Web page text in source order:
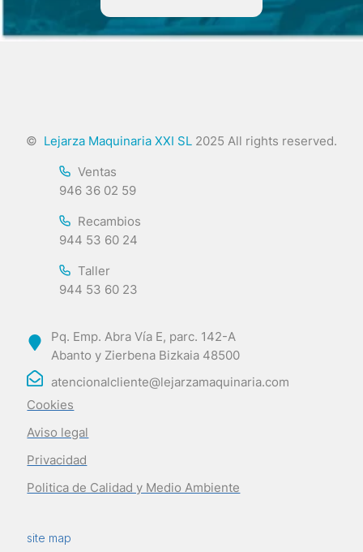
© Lejarza Maquinaria XXI SL 2025 All rights reserved.
Ventas
946 36 02 59
Recambios
944 53 60 24
Taller
944 53 60 23
Pq. Emp. Abra Vía E, parc. 142-A
Abanto y Zierbena Bizkaia 48500
atencionalcliente@lejarzamaquinaria.com
Cookies
Aviso legal
Privacidad
Politica de Calidad y Medio Ambiente
site map